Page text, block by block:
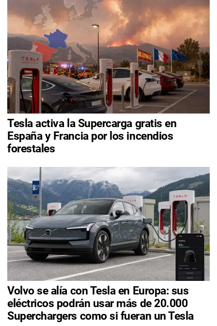
Tesla activa la Supercarga gratis en
España y Francia por los incendios
forestales
Volvo se alía con Tesla en Europa: sus
eléctricos podrán usar más de 20.000
Superchargers como si fueran un Tesla